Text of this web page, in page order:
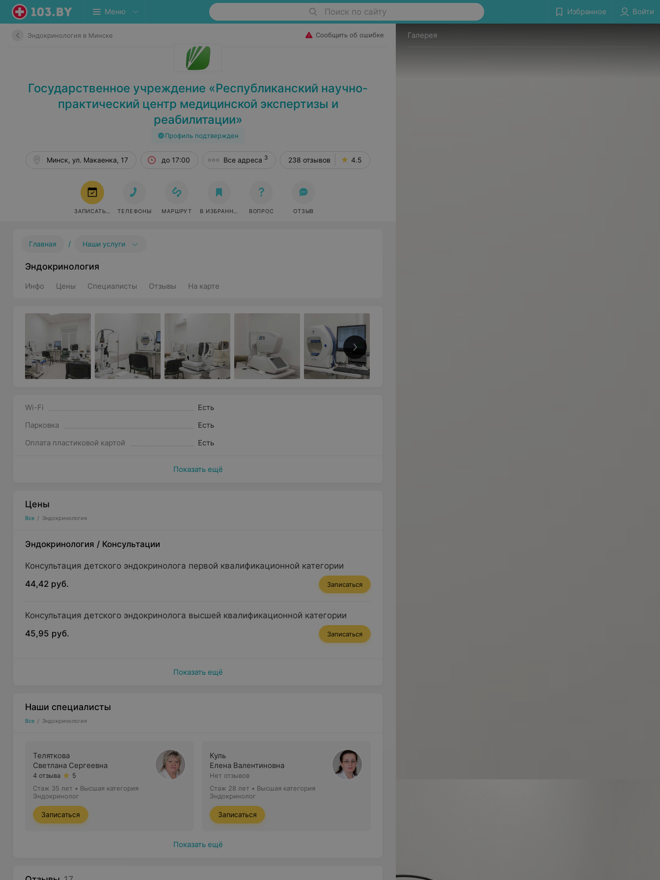
Меню Поиск по сайту Избранное Войти
Эндокринология в Минске Сообщить об ошибке
Государственное учреждение «Республиканский научно-
практический центр медицинской экспертизы и
реабилитации»
Профиль подтвержден
Минск, ул. Макаенка, 17 до 17:00 Все адреса 3 238 отзывов 4.5
ЗАПИСАТЬСЯ ТЕЛЕФОНЫ МАРШРУТ В ИЗБРАННОЕ ВОПРОС ОТЗЫВ
Главная / Наши услуги
Эндокринология
Инфо Цены Специалисты Отзывы На карте
Wi-Fi
Есть
Парковка
Есть
Оплата пластиковой картой
Есть
Показать ещё
Цены
Все / Эндокринология
Эндокринология / Консультации
Консультация детского эндокринолога первой квалификационной категории
44,42 руб.
Записаться
Консультация детского эндокринолога высшей квалификационной категории
45,95 руб.
Записаться
Показать ещё
Наши специалисты
Все / Эндокринология
Теляткова
Светлана Сергеевна
4 отзыва
5
Стаж 35 лет • Высшая категория
Эндокринолог
Записаться
Куль
Елена Валентиновна
Нет отзывов
Стаж 28 лет • Высшая категория
Эндокринолог
Записаться
Показать ещё
Галерея